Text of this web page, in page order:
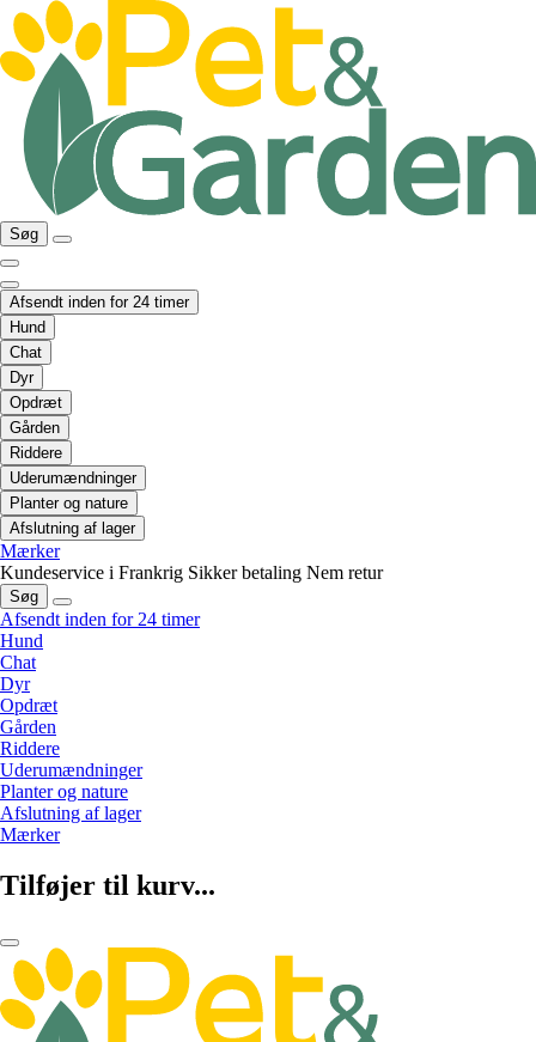
Søg
Afsendt inden for 24 timer
Hund
Chat
Dyr
Opdræt
Gården
Riddere
Uderumændninger
Planter og nature
Afslutning af lager
Mærker
Kundeservice i Frankrig Sikker betaling Nem retur
Søg
Afsendt inden for 24 timer
Hund
Chat
Dyr
Opdræt
Gården
Riddere
Uderumændninger
Planter og nature
Afslutning af lager
Mærker
Tilføjer til kurv...